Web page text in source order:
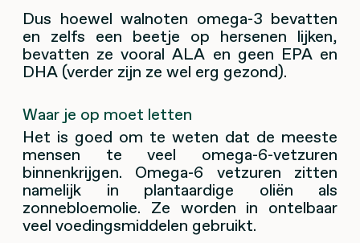
Dus hoewel walnoten omega-3 bevatten
en zelfs een beetje op hersenen lijken,
bevatten ze vooral ALA en geen EPA en
DHA (verder zijn ze wel erg gezond).
Waar je op moet letten
Het is goed om te weten dat de meeste
mensen te veel omega-6-vetzuren
binnenkrijgen. Omega-6 vetzuren zitten
namelijk in plantaardige oliën als
zonnebloemolie. Ze worden in ontelbaar
veel voedingsmiddelen gebruikt.